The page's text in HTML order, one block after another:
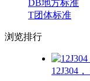
DB地方标准
T团体标准
浏览排行
12J304